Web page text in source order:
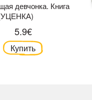
девчонка. Книга
5.9€
Купить